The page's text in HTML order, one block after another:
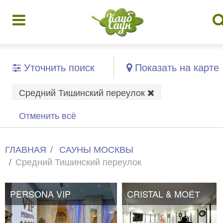
Уточнить поиск Показать на карте
Средний Тишинский переулок
Отменить всё
ГЛАВНАЯ
САУНЫ МОСКВЫ
Средний Тишинский переулок
PERSONA VIP CRISTAL & MOЁТ